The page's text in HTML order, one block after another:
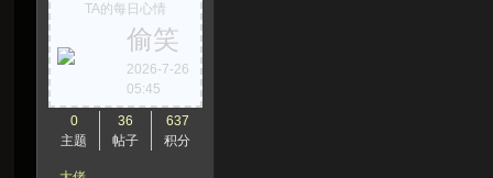
TA的每日心情
偷笑
2026-7-26
05:45
0
主题
36
帖子
637
积分